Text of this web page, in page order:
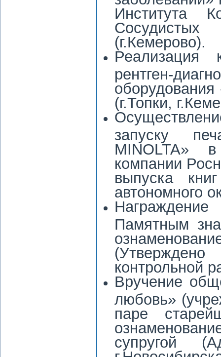
Института
(г.Кемерово).
Реализация
рентген-
оборудования
(г.Топки,
запуску
MINOLTA»
компании
выпуска
автономного
Памятным
(Утверждено
контрольной
Вручение
любовь»
паре
супругой